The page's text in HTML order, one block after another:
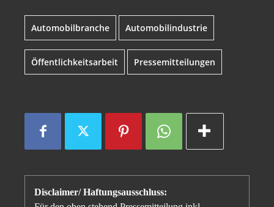
Automobilbranche Automobilindustrie
Öffentlichkeitsarbeit Pressemitteilungen
Disclaimer/ Haftungsausschluss: